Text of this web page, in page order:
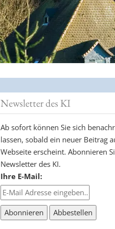
Newsletter des KI
Ab sofort können Sie sich
lassen, sobald ein neuer Beitrag
Webseite erscheint. Abonnieren
Newsletter des KI.
Ihre E-Mail: